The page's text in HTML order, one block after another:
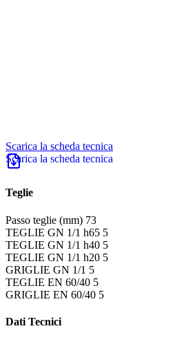
Scarica la scheda tecnica
Teglie
Passo teglie (mm) 73
TEGLIE GN 1/1 h65 5
TEGLIE GN 1/1 h40 5
TEGLIE GN 1/1 h20 5
GRIGLIE GN 1/1 5
TEGLIE EN 60/40 5
GRIGLIE EN 60/40 5
Dati Tecnici